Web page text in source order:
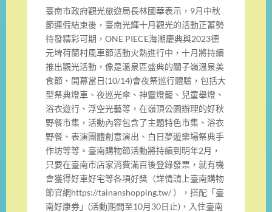
臺南市政府觀光旅遊局長林國華表示，9月中秋
節連假結束後，臺南光輝十月觀光的活動正蓄勢
待發精彩可期，ONE PIECE海潮慶典與2023德
元埤荷蘭村風車節活動火熱進行中，十月將持續
推出觀光活動，像是溫泉區盛典的關子嶺溫泉美
食節、開幕當日(10/14)會夜祭巡行體驗，包括大
型祭典燈車、夜巡光傘、神靈燈籠、兒童舉燈、
浴衣遊行、浮空光藝等，在嶺頂公園辦理的好秋
野餐市集，活動內容包含了主題特色市集、浴衣
野餐、表演團體創意演出、白日夢遊樂場祭典手
作坊等等。臺南購物節活動將持續到明年2月，
只要在臺南市店家消費滿百後登錄發票，就有機
會獲得好車好宅等各項好獎（詳情請上臺南購物
節官網https://tainanshopping.tw/ ），搭配「臺
南好康券」(活動期間至10月30日止)，入住臺南